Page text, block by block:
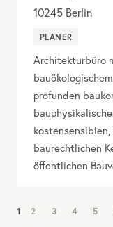
10245 Berlin
PLANER
Architekturbüro
profunden
baurechtlichen
öffentlichen
NAV:
1 2 3 4 5